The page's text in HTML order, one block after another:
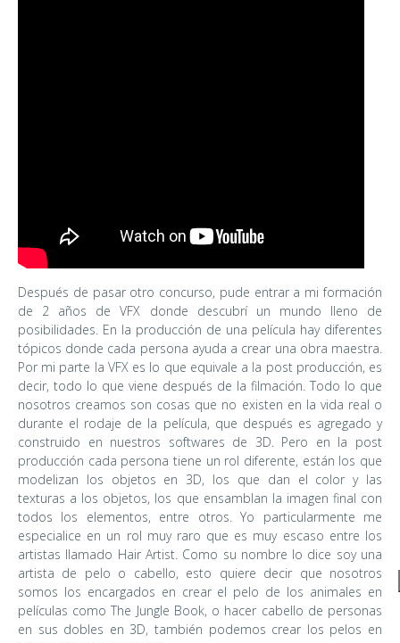
Después de pasar otro concurso, pude entrar a mi formación
de 2 años de VFX donde descubrí un mundo lleno de
posibilidades. En la producción de una película hay diferentes
tópicos donde cada persona ayuda a crear una obra maestra.
Por mi parte la VFX es lo que equivale a la post producción, es
decir, todo lo que viene después de la filmación. Todo lo que
nosotros creamos son cosas que no existen en la vida real o
durante el rodaje de la película, que después es agregado y
construido en nuestros softwares de 3D. Pero en la post
producción cada persona tiene un rol diferente, están los que
modelizan los objetos en 3D, los que dan el color y las
texturas a los objetos, los que ensamblan la imagen final con
todos los elementos, entre otros. Yo particularmente me
especialice en un rol muy raro que es muy escaso entre los
artistas llamado Hair Artist. Como su nombre lo dice soy una
artista de pelo o cabello, esto quiere decir que nosotros
somos los encargados en crear el pelo de los animales en
películas como The Jungle Book, o hacer cabello de personas
en sus dobles en 3D, también podemos crear los pelos en